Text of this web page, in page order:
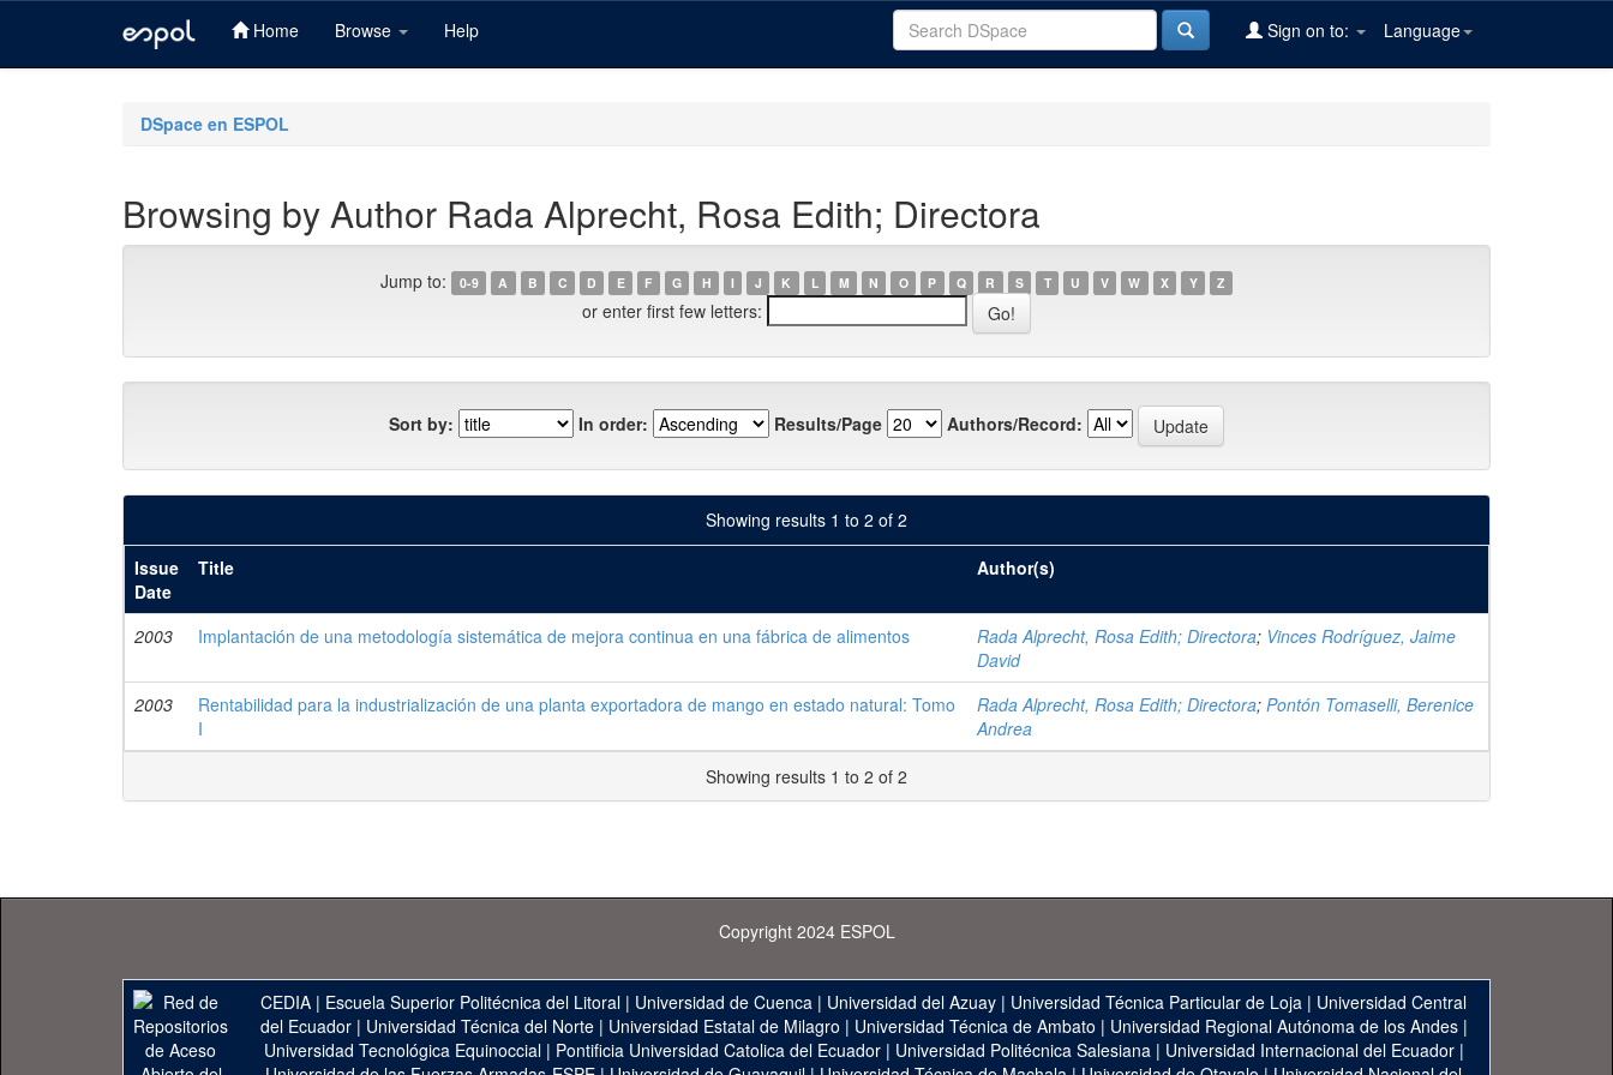
Home Browse Help Language
Sign on to:
DSpace en ESPOL
Browsing by Author Rada Alprecht, Rosa Edith; Directora
Jump to: 0-9 A B C D E F G H I J K L M N O P Q R S T U V W X Y Z
or enter first few letters:
Sort by: In order: Results/Page Authors/Record:
Showing results 1 to 2 of 2
Issue
Date
Title Author(s)
2003 Implantación de una metodología sistemática de mejora continua en una fábrica de alimentos Rada Alprecht, Rosa Edith; Directora; Vinces Rodríguez, Jaime
David
2003
Rentabilidad para la industrialización de una planta exportadora de mango en estado natural: Tomo
I
Rada Alprecht, Rosa Edith; Directora; Pontón Tomaselli, Berenice
Andrea
Showing results 1 to 2 of 2
Copyright 2024 ESPOL
CEDIA | Escuela Superior Politécnica del Litoral | Universidad de Cuenca | Universidad del Azuay | Universidad Técnica Particular de Loja | Universidad Central
del Ecuador| Universidad Técnica del Norte| Universidad Estatal de Milagro | Universidad Técnica de Ambato | Universidad Regional Autónoma de los Andes|
Universidad Tecnológica Equinoccial| Pontificia Universidad Catolica del Ecuador| Universidad Politécnica Salesiana| Universidad Internacional del Ecuador|